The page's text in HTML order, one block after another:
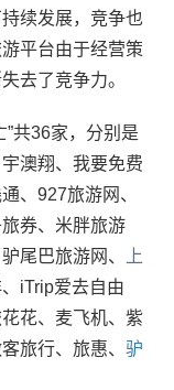
续发展，竞争也
平台由于经营策
去了竞争力。
”共36家，分别是
澳翔、我要免费
、927旅游网、
券、米胖旅游
尾巴旅游网、
上
iTrip爱去自由
花、麦飞机、紫
旅行、旅惠、 驴